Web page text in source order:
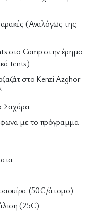
(Αναλόγως της
στο Camp στην έρημο
tents)
στο Kenzi Azghor
Σαχάρα
με το πρόγραμμα
(50€/άτομο)
(25€)